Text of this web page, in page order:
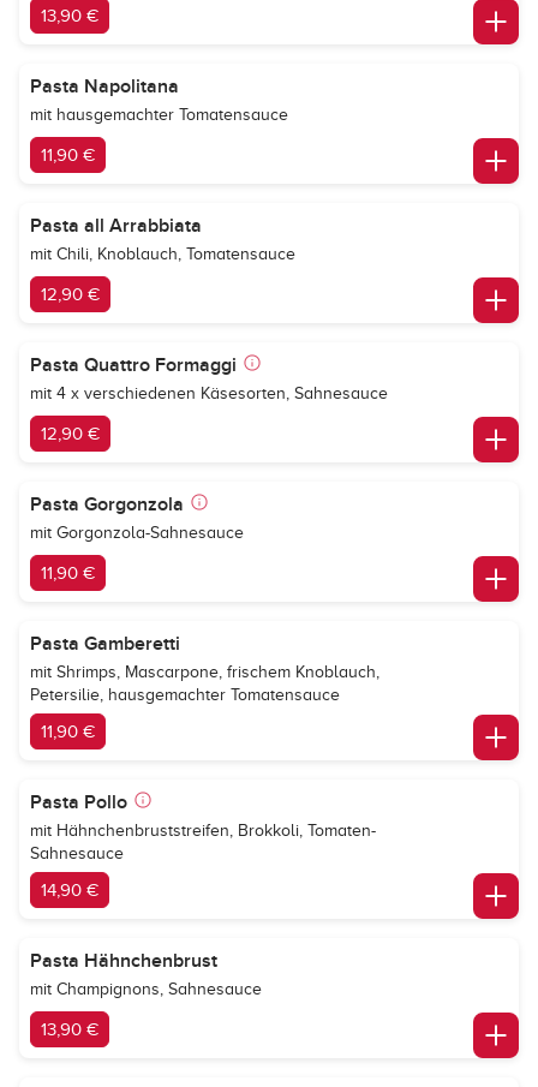
13,90 €
Pasta Napolitana
mit hausgemachter Tomatensauce
11,90 €
Pasta all Arrabbiata
mit Chili, Knoblauch, Tomatensauce
12,90 €
Pasta Quattro Formaggi
mit 4 x verschiedenen Käsesorten, Sahnesauce
12,90 €
Pasta Gorgonzola
mit Gorgonzola-Sahnesauce
11,90 €
Pasta Gamberetti
mit Shrimps, Mascarpone, frischem Knoblauch,
Petersilie, hausgemachter Tomatensauce
11,90 €
Pasta Pollo
mit Hähnchenbruststreifen, Brokkoli, Tomaten-
Sahnesauce
14,90 €
Pasta Hähnchenbrust
mit Champignons, Sahnesauce
13,90 €